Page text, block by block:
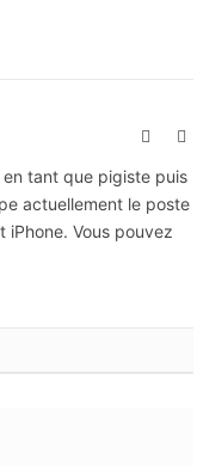
en tant que pigiste puis
actuellement le poste
Vous pouvez